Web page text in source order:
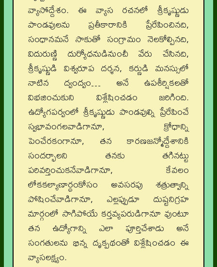
వ్యాసోద్దేశం. ఈ వ్యాస రచనలో శ్రీకృష్ణుడు
పాండవులను ప్రతీకారానికి ప్రేరేపించినది,
సంధానమనే సాకుతో సంగ్రామం నెలకోల్పినది,
విదురుణ్ణి దుర్యోధనుడినుంచీ వేరు చేసినది,
శ్రీకృష్ణుడి విశ్వరూప దర్శన, కర్ణుడి మనస్సులో
నాటిన ద్వంద్వం… అనే ఉపశీర్షికలతో
విభజించుకుని విశ్లేషించడం జరిగింది.
ఉద్యోగపర్వంలో శ్రీకృష్ణుడు పాండవుల్ని ప్రేరేపించే
స్వభావంగలవాడిగానూ, క్రోధాన్ని
పెంచేరకంగానూ, తన కారణజన్మోద్దేశానికి
సందర్భాలని తనకు తగినట్టు
పరివర్తించుకనేవాడిగానూ, కేవలం
లోకకల్యాణార్థంకోసం అవసరపు శత్రుత్వాన్ని
పోషించేవాడిగానూ, ఎల్లప్పుడూ దుష్టనిగ్రహ
మార్గంలో సాగిపోయే కర్తవ్యపరుడిగానూ వుంటూ
తన ఉద్యోగాన్ని ఎలా పూర్తిచేశాడు అనే
సంగతులను భిన్న దృక్పథంతో విశ్లేషించడం ఈ
వ్యాసలక్ష్యం.